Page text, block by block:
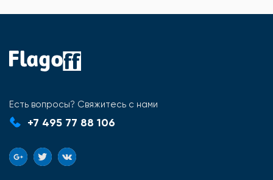
Есть вопросы? Свяжитесь с нами
+7 495 77 88 106